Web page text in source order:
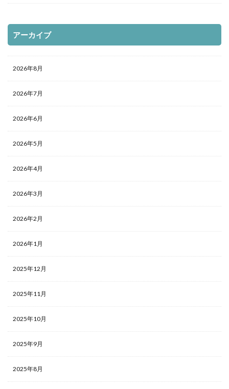
アーカイブ
2026年8月
2026年7月
2026年6月
2026年5月
2026年4月
2026年3月
2026年2月
2026年1月
2025年12月
2025年11月
2025年10月
2025年9月
2025年8月